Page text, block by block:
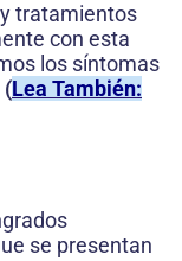
tratamientos
con esta
los síntomas
(Lea También:
se presentan